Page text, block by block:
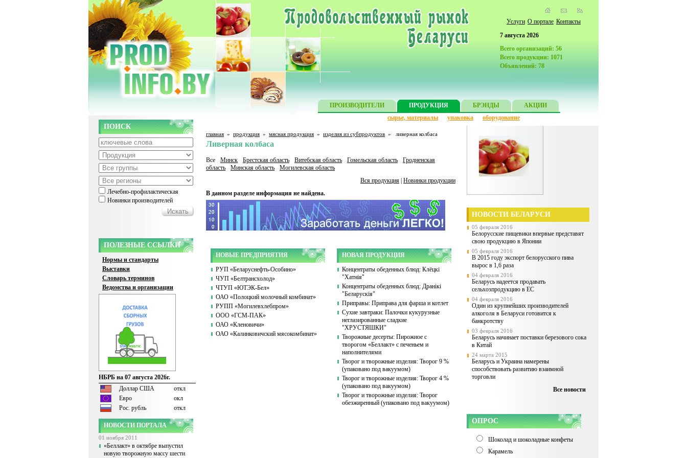
7 августа 2026
Всего организаций: 56
Всего продукции: 1071
Объявлений: 78
ПРОИЗВОДИТЕЛИ ПРОДУКЦИЯ БРЭНДЫ
АКЦИИ
сырье, материалы
упаковка оборудование
Услуги О портале Контакты
ПОИСК
Лечебно-профилактическая
Новинки производителей
ПОЛЕЗНЫЕ ССЫЛКИ
Нормы и стандарты
Выставки
Словарь терминов
Ведомства и организации
НБРБ на 07 августа 2026г.
Доллар США
откл
Евро
окл
Рос. рубль
откл
НОВОСТИ ПОРТАЛА
01 ноября 2011
«Беллакт» в октябре выпустил
новую творожную массу шести
главная » продукция » мясная продукция » изделия из субпродуктов » ливерная колбаса
Ливерная колбаса
Все Минск Брестская область Витебская область Гомельская область
Гродненская
область
Минская область
Могилевская область
Вся продукция Новинки продукции
В данном разделе информация не найдена.
НОВЫЕ ПРЕДПРИЯТИЯ
РУП «Беларуснефть-Особино»
ЧУП «Белтрансхолод»
ЧТУП «ЮТЭК-Бел»
ОАО «Полоцкий молочный комбинат»
РУПП «Могилевхлебпром»
ООО «ГСМ-ПАК»
ОАО «Кленовичи»
ОАО «Калинковичский мясокомбинат»
НОВАЯ ПРОДУКЦИЯ
Концентраты обеденных блюд: Клёцкі
"Хатнія"
Концентраты обеденных блюд: Дранікі
"Беларускія"
Приправы: Приправа для фарша и котлет
Сухие завтраки: Палочки кукурузные
неглазированные сладкие
"ХРУСТЯШКИ"
Творожные десерты: Пирожное с
творогом «Беллакт» с печеньем и
наполнителями
Творог и творожные изделия: Творог 9 %
(упаковано под вакуумом)
Творог и творожные изделия: Творог 4 %
(упаковано под вакуумом)
Творог и творожные изделия: Творог
обезжиренный (упаковано под вакуумом)
НОВОСТИ БЕЛАРУСИ
05 февраля 2016
Белорусские пищевики впервые представят
свою продукцию в Японии
05 февраля 2016
В 2015 году экспорт белорусского пива
вырос в 1,6 раза
04 февраля 2016
Беларусь надеется продавать
сельхозпродукцию в ЕС
04 февраля 2016
Один из крупнейших производителей
алкоголя в Беларуси готовится к
банкротству
03 февраля 2016
Беларусь начинает поставки березового сока
в Китай
24 марта 2015
Беларусь и Украина намерены
способствовать развитию взаимной
торговли
Все новости
ОПРОС
Шоколад и шоколадные конфеты
Карамель